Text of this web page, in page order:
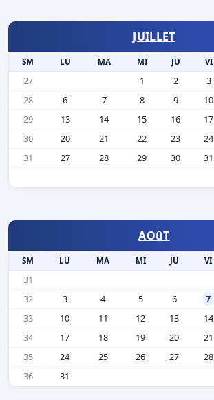
JUILLET
SM LU MA MI JU VI
27 1 2 3
28
6 7 8 9 10
29
13 14 15 16 17
30
20 21 22 23 24
31
27 28 29 30 31
AOûT
SM LU MA MI JU VI
31
32
3 4 5 6 7
33
10 11 12 13 14
34
17 18 19 20 21
35
24 25 26 27 28
36
31